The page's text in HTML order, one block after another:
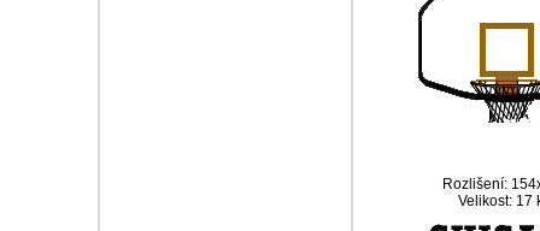
Rozlišení:
Velikost: 17